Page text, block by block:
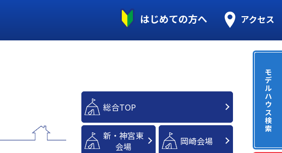
はじめての方へ アクセス
総合TOP
新・神宮東
会場
岡崎会場
モ
デ
ル
ハ
ウ
ス
検
索